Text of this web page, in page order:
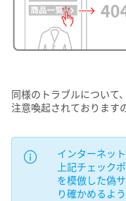
同様のトラブルについて、
注意喚起されております
インターネッ
上記チェック
を模倣した偽
り確かめるよ